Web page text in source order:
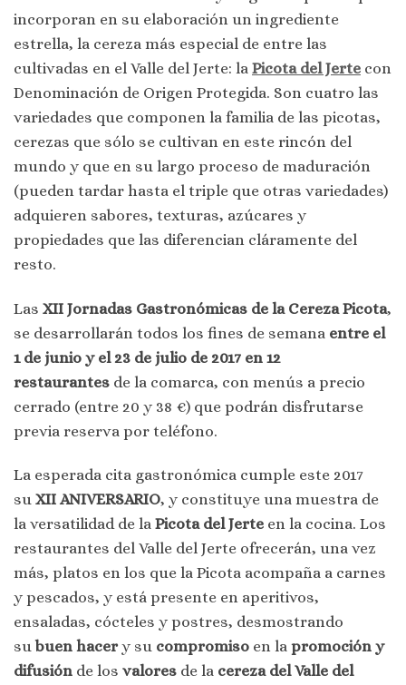
incorporan en su elaboración un ingrediente
estrella, la cereza más especial de entre las
cultivadas en el Valle del Jerte: la Picota del Jerte con
Denominación de Origen Protegida. Son cuatro las
variedades que componen la familia de las picotas,
cerezas que sólo se cultivan en este rincón del
mundo y que en su largo proceso de maduración
(pueden tardar hasta el triple que otras variedades)
adquieren sabores, texturas, azúcares y
propiedades que las diferencian cláramente del
resto.
Las XII Jornadas Gastronómicas de la Cereza Picota,
se desarrollarán todos los fines de semana entre el
1 de junio y el 23 de julio de 2017 en 12
restaurantes de la comarca, con menús a precio
cerrado (entre 20 y 38 €) que podrán disfrutarse
previa reserva por teléfono.
La esperada cita gastronómica cumple este 2017
su XII ANIVERSARIO, y constituye una muestra de
la versatilidad de la Picota del Jerte en la cocina. Los
restaurantes del Valle del Jerte ofrecerán, una vez
más, platos en los que la Picota acompaña a carnes
y pescados, y está presente en aperitivos,
ensaladas, cócteles y postres, desmostrando
subuen hacery su compromiso en la promoción y
difusión de los valores de la cereza del Valle del